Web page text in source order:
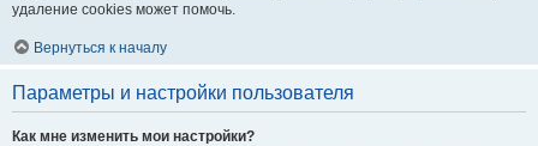
удаление cookies может помочь.
Вернуться к началу
Параметры и настройки пользователя
Как мне изменить мои настройки?